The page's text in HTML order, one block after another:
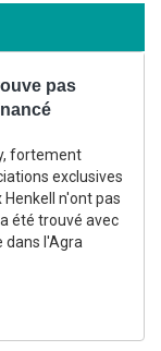
pas
fortement
exclusives
n'ont pas
été trouvé avec
dans l'Agra